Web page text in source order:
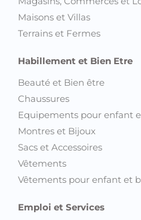
Maisons et Villas
Terrains et Fermes
Habillement et Bien Etre
Beauté et Bien être
Chaussures
Equipements pour enfant
Montres et Bijoux
Sacs et Accessoires
Vêtements
Vêtements pour enfant et
Emploi et Services